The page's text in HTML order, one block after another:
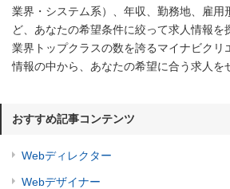
業界・システム系）、年収、勤務地、雇用
ど、あなたの希望条件に絞って求人情報を
業界トップクラスの数を誇るマイナビクリ
情報の中から、あなたの希望に合う求人を
おすすめ記事コンテンツ
Webディレクター
Webデザイナー